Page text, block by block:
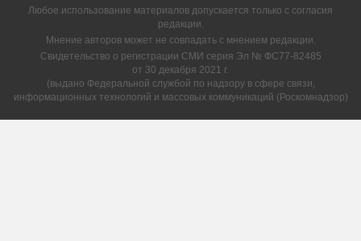
Любое использование материалов допускается только с согласия
редакции.
Мнение авторов может не совпадать с мнением редакции.
Свидетельство о регистрации СМИ серия Эл № ФС77-82485
от 30 декабря 2021 г.
(выдано Федеральной службой по надзору в сфере связи,
информационных технологий и массовых коммуникаций (Роскомнадзор)